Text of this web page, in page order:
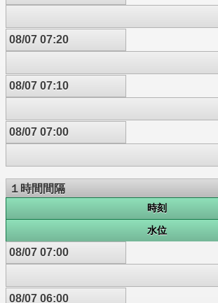
08/07 07:20
08/07 07:10
08/07 07:00
１時間間隔
時刻
水位
08/07 07:00
08/07 06:00